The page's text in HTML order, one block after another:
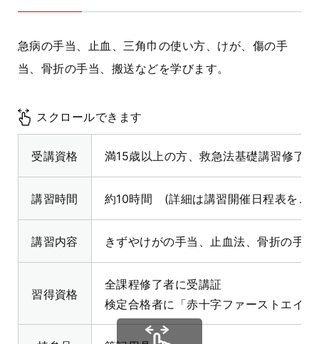
急病の手当、止血、三角巾の使い方、けが、傷の手
当、骨折の手当、搬送などを学びます。
受講資格 満15歳以上の方、救急法基礎講習修了
講習時間 約10時間 (詳細は講習開催日程表をご
講習内容 きずやけがの手当、止血法、骨折の手
習得資格
全課程修了者に受講証
検定合格者に「赤十字ファーストエイ
スクロールできます